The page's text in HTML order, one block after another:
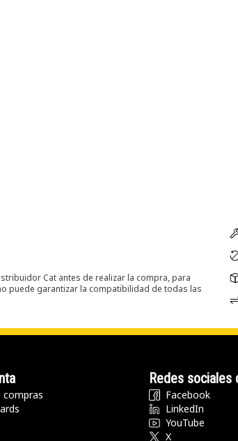
Cat antes de realizar la compra, para
puede garantizar la compatibilidad de todas las
compras
Redes sociales
Facebook
LinkedIn
YouTube
X